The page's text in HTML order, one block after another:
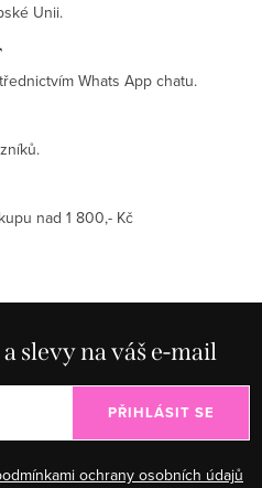
Unii.
Whats App chatu.
nad 1 800,- Kč
slevy na váš e-mail
ochrany osobních údajů
PŘIHLÁSIT SE